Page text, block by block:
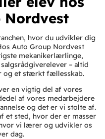
Nordvest
hvor du udvikler dig
Auto Group Nordvest
mekanikerlærlinge,
– altid
og et stærkt fællesskab.
en vigtig del af vores
af vores medarbejdere
og det er vi stolte af.
et sted, hvor der er masser
vi lærer og udvikler os
dag.